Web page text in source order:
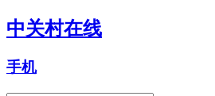
中关村在线
手机